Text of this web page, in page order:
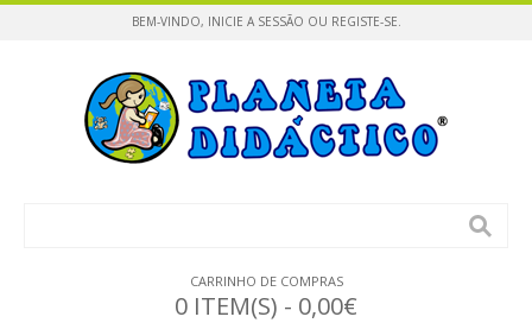
BEM-VINDO, INICIE A SESSÃO OU REGISTE-SE.
CARRINHO DE COMPRAS
0 ITEM(S) - 0,00€